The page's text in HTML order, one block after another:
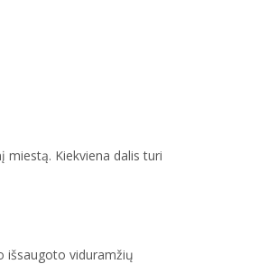
Kiekviena dalis turi
išsaugoto viduramžių